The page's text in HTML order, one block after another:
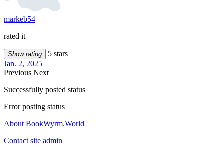
markeb54
rated it
Show rating
5 stars
Jan. 2, 2025
Previous Next
Successfully posted status
Error posting status
About BookWyrm.World
Contact site admin